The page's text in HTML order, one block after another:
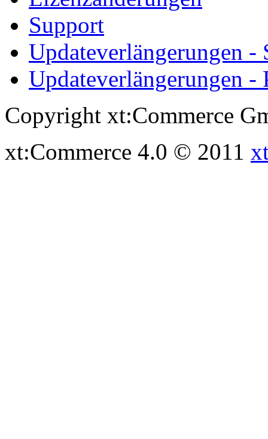
Support
Updateverlängerungen -
Updateverlängerungen -
Copyright xt:Commerce
xt:Commerce 4.0 © 2011